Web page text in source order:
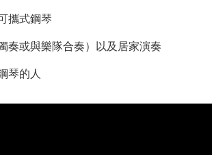
攜式鋼琴
奏或與樂隊合奏）以及居家演奏
琴的人